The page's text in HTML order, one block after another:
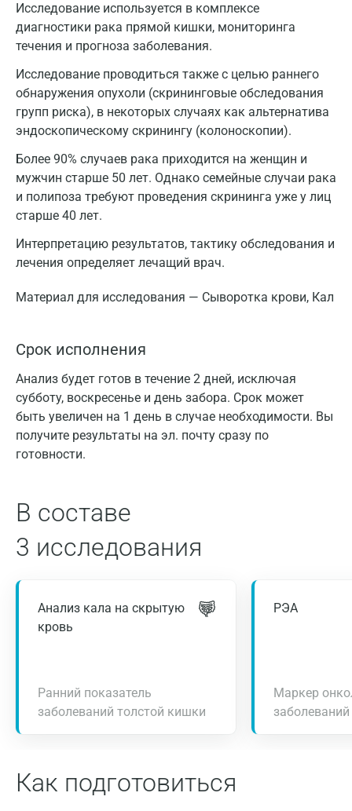
Исследование используется в комплексе
диагностики рака прямой кишки, мониторинга
течения и прогноза заболевания.
Исследование проводиться также с целью раннего
обнаружения опухоли (скрининговые обследования
групп риска), в некоторых случаях как альтернатива
эндоскопическому скринингу (колоноскопии).
Более 90% случаев рака приходится на женщин и
мужчин старше 50 лет. Однако семейные случаи рака
и полипоза требуют проведения скрининга уже у лиц
старше 40 лет.
Интерпретацию результатов, тактику обследования и
лечения определяет лечащий врач.
Материал для исследования — Сыворотка крови, Кал
Срок исполнения
Анализ будет готов в течение 2 дней, исключая
субботу, воскресенье и день забора. Срок может
быть увеличен на 1 день в случае необходимости. Вы
получите результаты на эл. почту сразу по
готовности.
В составе
3 исследования
Анализ кала на скрытую
кровь
Ранний показатель
заболеваний толстой кишки
РЭА
Маркер
Как подготовиться